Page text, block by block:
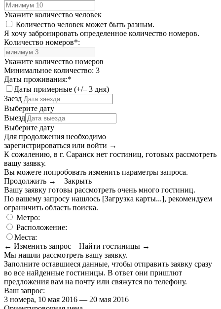
Укажите количество человек
Количество человек может быть разным.
Я хочу забронировать определенное количество номеров.
Количество номеров*:
Укажите количество номеров
Минимальное количество: 3
Даты проживания:*
Даты примерные (+/– 3 дня)
Заезд
Выберите дату
Выезд
Выберите дату
Для продолжения необходимо
зарегистрироваться или войти →
К сожалению, в г. Саранск нет гостиниц, готовых рассмотреть
вашу заявку.
Вы можете попробовать изменить параметры запроса.
Продолжить →
Закрыть
Вашу заявку готовы рассмотреть очень много гостиниц.
По вашему запросу нашлось [Загрузка карты...], рекомендуем
ограничить область поиска.
Метро:
Расположение:
Места:
← Изменить запрос
Найти гостиницы →
Мы нашли рассмотреть вашу заявку.
Заполните оставшиеся данные, чтобы отправить заявку сразу
во все найденные гостиницы. В ответ они пришлют
предложения вам на почту или свяжутся по телефону.
Ваш запрос:
3 номера, 10 мая 2016 — 20 мая 2016